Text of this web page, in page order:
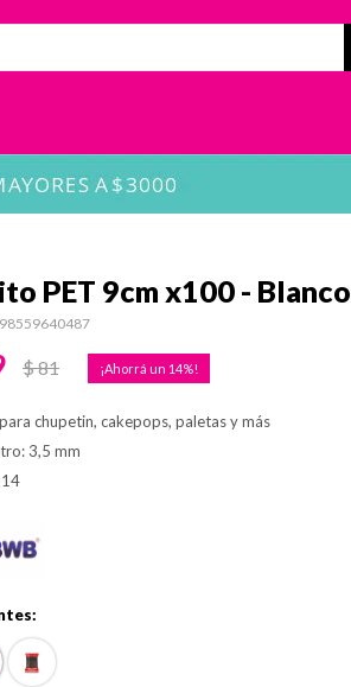
PET 9cm x100 - Blanco
$81 14
chupetin, cakepops, paletas y más
3,5 mm